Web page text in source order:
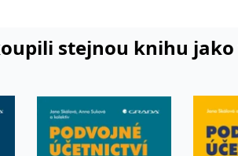
stejnou knihu jako